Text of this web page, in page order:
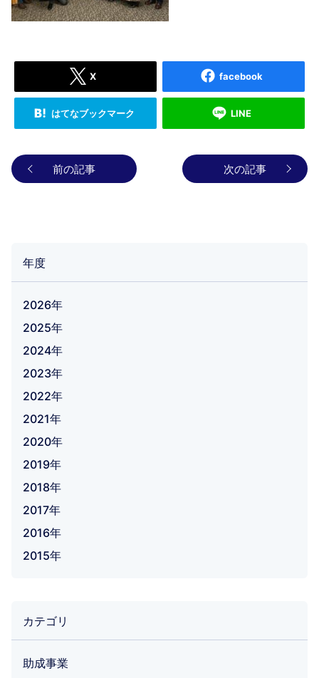
X facebook
はてなブックマーク LINE
前の記事 次の記事
年度
2026年
2025年
2024年
2023年
2022年
2021年
2020年
2019年
2018年
2017年
2016年
2015年
カテゴリ
助成事業